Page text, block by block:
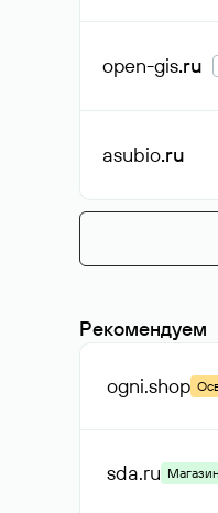
open-gis.ru
asubio.ru
Рекомендуем
ogni.shop
sda.ru